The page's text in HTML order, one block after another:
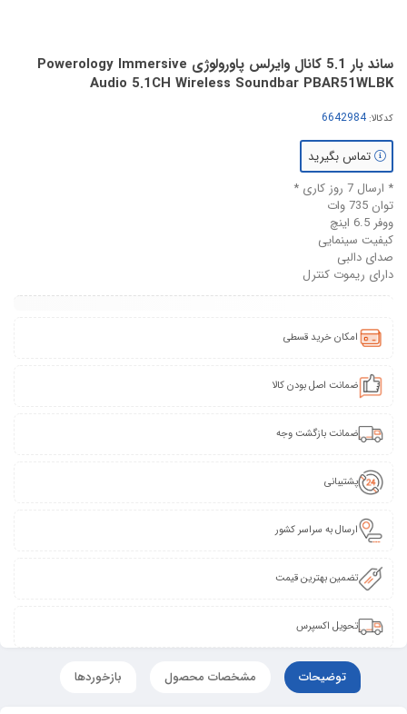
ساند بار 5.1 کانال وایرلس پاورولوژی Powerology Immersive
Audio 5.1CH Wireless Soundbar PBAR51WLBK
کدکالا:
تماس بگیرید
* ارسال 7 روز کاری *
توان 735 وات
ووفر 6.5 اینچ
کیفیت سینمایی
صدای دالبی
دارای ریموت کنترل
امکان خرید قسطی
ضمانت اصل بودن کالا
ضمانت بازگشت وجه
پشتیبانی
ارسال به سراسر کشور
تضمین بهترین قیمت
تحویل اکسپرس
توضیحات مشخصات محصول بازخوردها